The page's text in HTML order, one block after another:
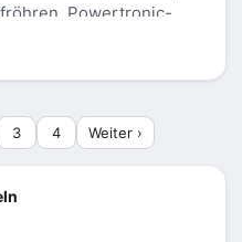
Powertronic-
Halotronic-Trafos für
3 4 Weiter ›